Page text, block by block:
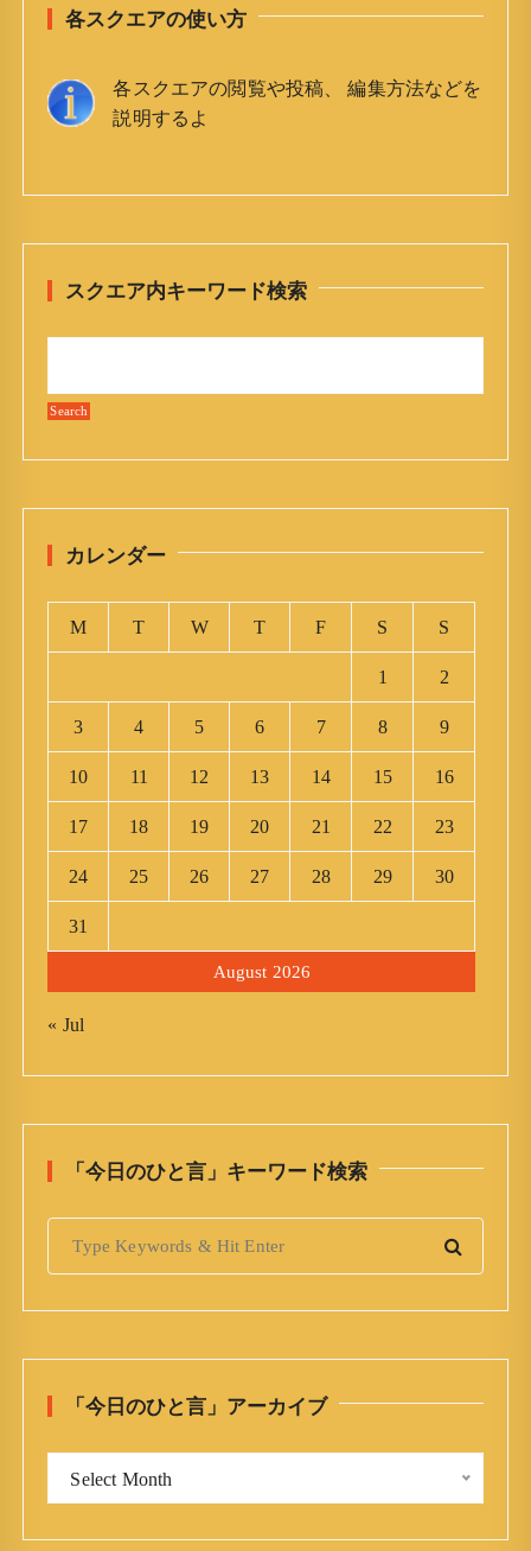
各スクエアの使い方
各スクエアの閲覧や投稿、 編集方法などを
説明するよ
スクエア内キーワード検索
カレンダー
August 2026
M T W T F S S
1 2
3 4 5 6 7 8 9
10 11 12 13 14 15 16
17 18 19 20 21 22 23
24 25 26 27 28 29 30
31
« Jul
「今日のひと言」キーワード検索
「今日のひと言」アーカイブ
Select Month